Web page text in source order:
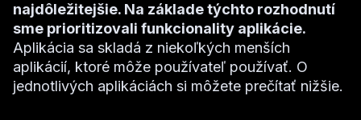
najdôležitejšie. Na základe týchto rozhodnutí
sme prioritizovali funkcionality aplikácie.
Aplikácia sa skladá z niekoľkých menších
aplikácií, ktoré môže používateľ používať. O
jednotlivých aplikáciách si môžete prečítať nižšie.